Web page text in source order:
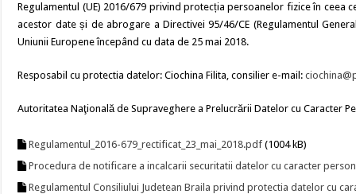
Regulamentul (UE) 2016/679 privind protecția persoanelor fizice în
acestor date și de abrogare a Directivei 95/46/CE (Regulamentul
Uniunii Europene începând cu data de 25 mai 2018.
Resposabil cu protectia datelor: Ciochina Filita, consilier e-mail:
Autoritatea Naţională de Supraveghere a Prelucrării Datelor cu Caracter
Regulamentul_2016-679_rectificat_23_mai_2018.pdf (1004 kB)
Procedura de notificare a incalcarii securitatii datelor cu caracter
Regulamentul Consiliului Judetean Braila privind protectia datelor cu